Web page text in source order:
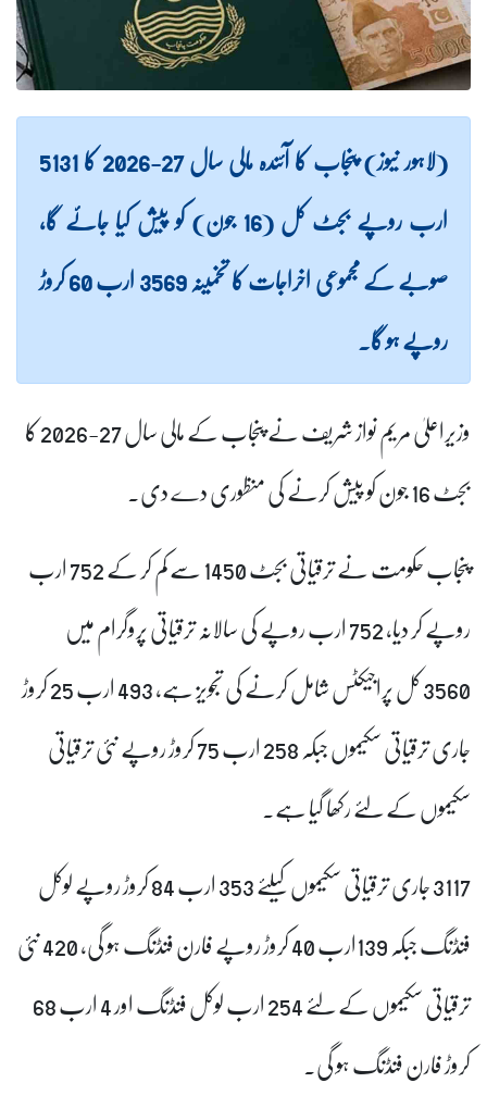
(لاہور نیوز) پنجاب کا آئندہ مالی سال 27-2026 کا 5131
ارب روپے بجٹ کل (16 جون) کو پیش کیا جائے گا،
صوبے کے مجموعی اخراجات کا تخمینہ 3569 ارب 60 کروڑ
روپے ہو گا۔
وزیراعلیٰ مریم نواز شریف نے پنجاب کے مالی سال 27-2026 کا
بجٹ 16 جون کو پیش کرنے کی منظوری دے دی۔
پنجاب حکومت نے ترقیاتی بجٹ 1450 سے کم کر کے 752 ارب
روپے کر دیا، 752 ارب روپے کی سالانہ ترقیاتی پروگرام میں
3560 کل پراجیکٹس شامل کرنے کی تجویز ہے، 493 ارب 25 کروڑ
جاری ترقیاتی سکیموں جبکہ 258 ارب 75 کروڑ روپے نئی ترقیاتی
سکیموں کے لئے رکھا گیا ہے۔
3117
جاری ترقیاتی سکیموں کیلئے 353 ارب 84 کروڑ روپے لوکل
فنڈنگ جبکہ 139ارب 40 کروڑ روپے فارن فنڈنگ ہو گی، 420 نئی
ترقیاتی سکیموں کے لئے 254 ارب لوکل فنڈنگ اور 4 ارب 68
کروڑ فارن فنڈنگ ہو گی۔